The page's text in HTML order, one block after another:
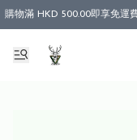
購物滿 HKD 500.00即享免運